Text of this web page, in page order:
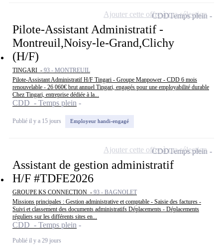
Pilote-Assistant Administratif -
Montreuil,Noisy-le-Grand,Clichy
(H/F)
TINGARI - 93 - MONTREUIL
Pilote-Assistant Administratif H/F Tingari - Groupe Manpower - CDD 6 mois
renouvelable - 26 060€ brut annuel Tingari, engagés pour une employabilité durable
Chez Tingari, entreprise dédiée à la...
CDD - Temps plein
Publié il y a 15 jours Employeur handi-engagé
CDDTemps plein
Ajouter cette offre à ma sélection
Assistant de gestion administratif
H/F #TDFE2026
GROUPE KS CONNECTION - 93 - BAGNOLET
Missions principales : Gestion administrative et comptable - Saisie des factures -
Suivi et classement des documents administratifs Déplacements - Déplacements
réguliers sur les différents sites en...
CDD - Temps plein
Publié il y a 29 jours
CDDTemps plein
Ajouter cette offre à ma sélection